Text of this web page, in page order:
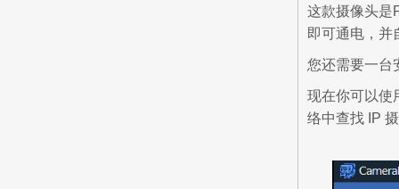
这款摄像头是
即可通电，并
您还需要一台
现在你可以使
络中查找 IP